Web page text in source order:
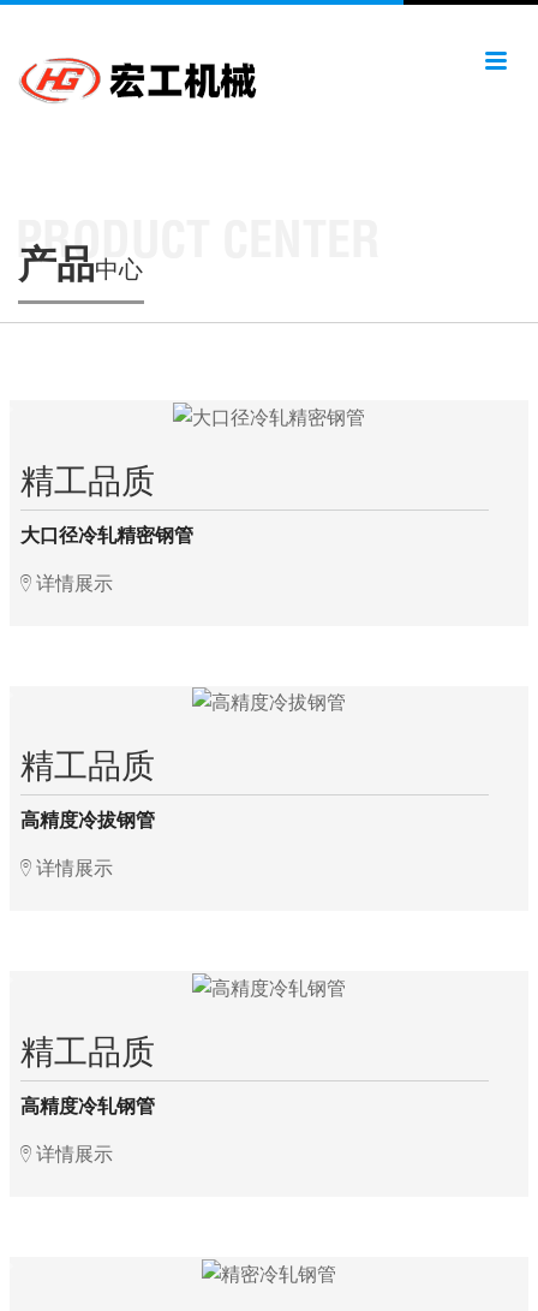
产品中心
精工品质
大口径冷轧精密钢管
详情展示
精工品质
高精度冷拔钢管
详情展示
精工品质
高精度冷轧钢管
详情展示